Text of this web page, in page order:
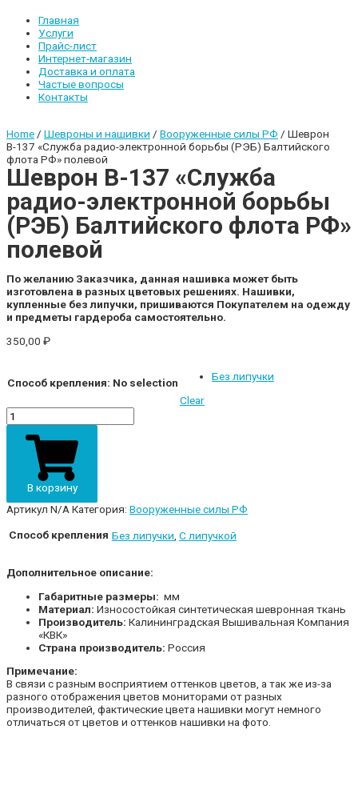
Главная
Услуги
Прайс-лист
Интернет-магазин
Доставка и оплата
Частые вопросы
Контакты
Home / Шевроны и нашивки / Вооруженные силы РФ / Шеврон
В-137 «Служба радио-электронной борьбы (РЭБ) Балтийского
флота РФ» полевой
Шеврон В-137 «Служба
радио-электронной борьбы
(РЭБ) Балтийского флота РФ»
полевой
По желанию Заказчика, данная нашивка может быть
изготовлена в разных цветовых решениях. Нашивки,
купленные без липучки, пришиваются Покупателем на одежду
и предметы гардероба самостоятельно.
350,00 ₽
Способ крепления: No selection
Без липучки
Clear
Шеврон
В-137
"Служба
радио-
электронной
борьбы
(РЭБ)
Балтийского
флота
полевой
В корзину
Артикул N/AКатегория: Вооруженные силы РФ
Способ крепления Без липучки С липучкой
Дополнительное описание:
Габаритные размеры: мм
Материал: Износостойкая синтетическая шевронная ткань
Производитель: Калининградская Вышивальная Компания
«КВК»
Страна производитель: Россия
Примечание:
В связи с разным восприятием оттенков цветов, а так же из-за
разного отображения цветов мониторами от разных
производителей, фактические цвета нашивки могут немного
отличаться от цветов и оттенков нашивки на фото.